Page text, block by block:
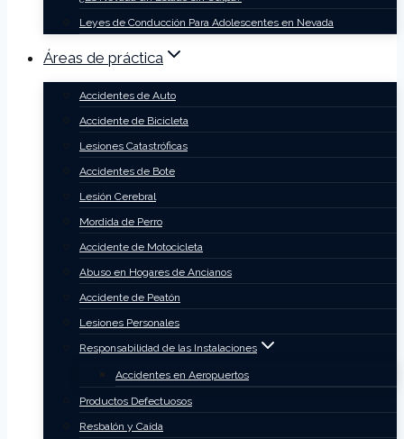
Leyes de Conducción Para Adolescentes en Nevada
Áreas de práctica
Accidentes de Auto
Accidente de Bicicleta
Lesiones Catastróficas
Accidentes de Bote
Lesión Cerebral
Mordida de Perro
Accidente de Motocicleta
Abuso en Hogares de Ancianos
Accidente de Peatón
Lesiones Personales
Responsabilidad de las Instalaciones
Accidentes en Aeropuertos
Productos Defectuosos
Resbalón y Caída